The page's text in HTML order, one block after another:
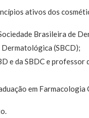
ativos dos
Brasileira de
(SBCD);
e da SBDC e
em Farmacologia